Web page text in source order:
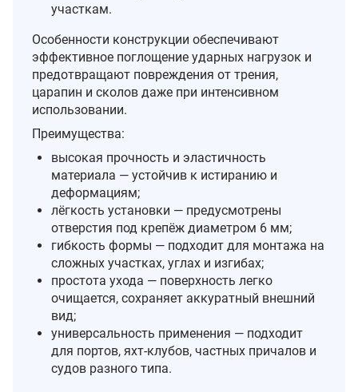
участкам.
Особенности конструкции обеспечивают
эффективное поглощение ударных нагрузок и
предотвращают повреждения от трения,
царапин и сколов даже при интенсивном
использовании.
Преимущества:
высокая прочность и эластичность
материала — устойчив к истиранию и
деформациям;
лёгкость установки — предусмотрены
отверстия под крепёж диаметром 6 мм;
гибкость формы — подходит для монтажа на
сложных участках, углах и изгибах;
простота ухода — поверхность легко
очищается, сохраняет аккуратный внешний
вид;
универсальность применения — подходит
для портов, яхт‑клубов, частных причалов и
судов разного типа.